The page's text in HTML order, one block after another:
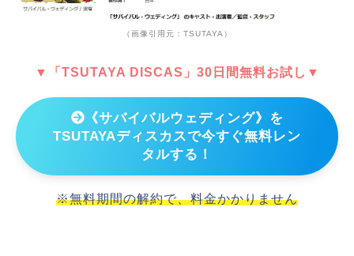
（画像引用元：TSUTAYA）
▼「TSUTAYA DISCAS」30日間無料お試し▼
《サバイバルウェディング》を
TSUTAYAディスカスで今すぐ無料レン
タルする！
※無料期間の解約で、料金かかりません